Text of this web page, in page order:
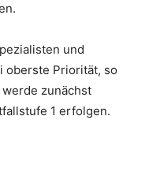
und
oberste Priorität, so
zunächst
1 erfolgen.